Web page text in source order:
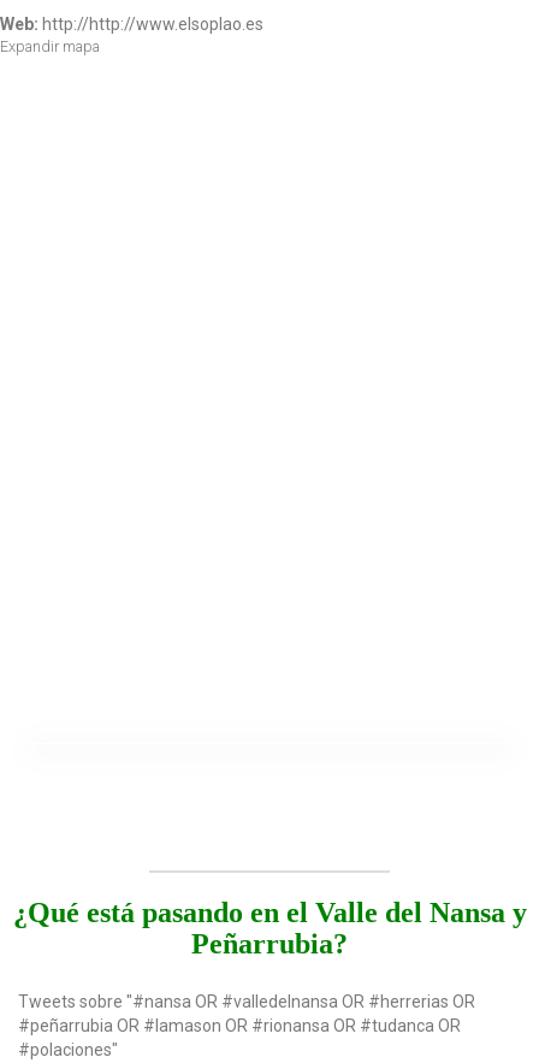
Web: http://http://www.elsoplao.es
Expandir mapa
¿Qué está pasando en el Valle del Nansa y
Peñarrubia?
Tweets sobre "#nansa OR #valledelnansa OR #herrerias OR
#peñarrubia OR #lamason OR #rionansa OR #tudanca OR
#polaciones"